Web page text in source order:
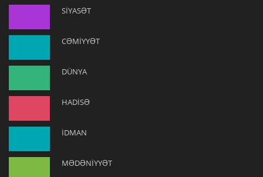
SİYASƏT
CƏMİYYƏT
DÜNYA
HADİSƏ
İDMAN
MƏDƏNİYYƏT